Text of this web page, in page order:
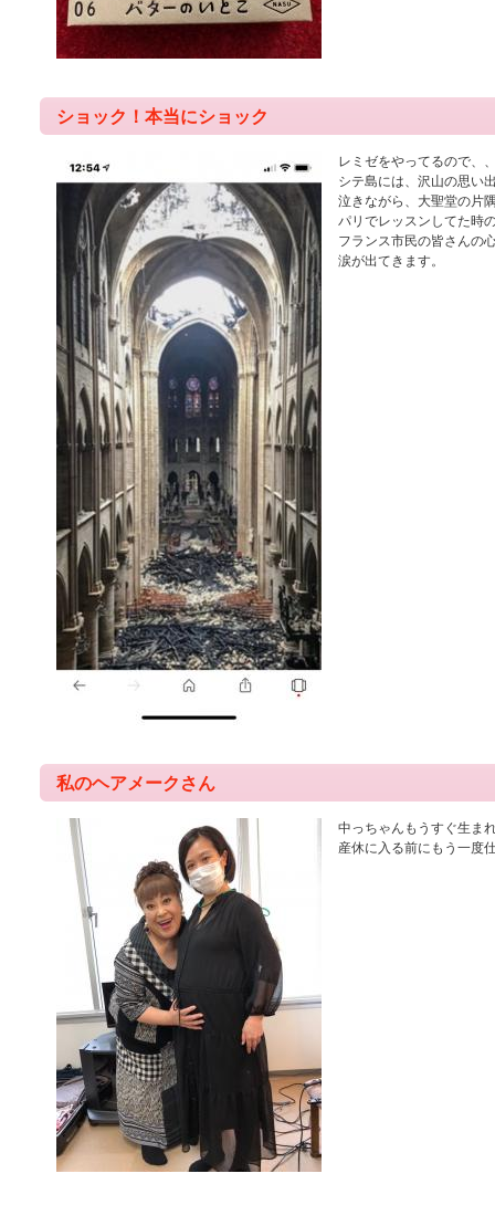
ショック！本当にショック
レミゼをやってるので、
シテ島には、沢山の思い
泣きながら、大聖堂の片
パリでレッスンしてた時
フランス市民の皆さんの
涙が出てきます。
私のヘアメークさん
中っちゃんもうすぐ生ま
産休に入る前にもう一度